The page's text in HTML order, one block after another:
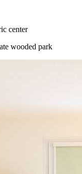
center
wooded park